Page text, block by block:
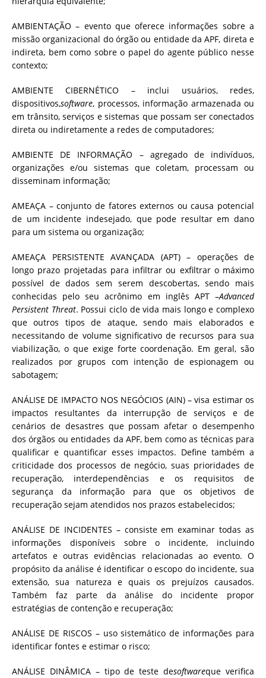
AMBIENTAÇÃO – evento que oferece informações sobre a
missão organizacional do órgão ou entidade da APF, direta e
indireta, bem como sobre o papel do agente público nesse
contexto;
AMBIENTE CIBERNÉTICO – inclui usuários, redes,
dispositivos,software, processos, informação armazenada ou
em trânsito, serviços e sistemas que possam ser conectados
direta ou indiretamente a redes de computadores;
AMBIENTE DE INFORMAÇÃO – agregado de indivíduos,
organizações e/ou sistemas que coletam, processam ou
disseminam informação;
AMEAÇA – conjunto de fatores externos ou causa potencial
de um incidente indesejado, que pode resultar em dano
para um sistema ou organização;
AMEAÇA PERSISTENTE AVANÇADA (APT) – operações de
longo prazo projetadas para infiltrar ou exfiltrar o máximo
possível de dados sem serem descobertas, sendo mais
conhecidas pelo seu acrônimo em inglês APT –Advanced
Persistent Threat. Possui ciclo de vida mais longo e complexo
que outros tipos de ataque, sendo mais elaborados e
necessitando de volume significativo de recursos para sua
viabilização, o que exige forte coordenação. Em geral, são
realizados por grupos com intenção de espionagem ou
sabotagem;
ANÁLISE DE IMPACTO NOS NEGÓCIOS (AIN) – visa estimar os
impactos resultantes da interrupção de serviços e de
cenários de desastres que possam afetar o desempenho
dos órgãos ou entidades da APF, bem como as técnicas para
qualificar e quantificar esses impactos. Define também a
criticidade dos processos de negócio, suas prioridades de
recuperação, interdependências e os requisitos de
segurança da informação para que os objetivos de
recuperação sejam atendidos nos prazos estabelecidos;
ANÁLISE DE INCIDENTES – consiste em examinar todas as
informações disponíveis sobre o incidente, incluindo
artefatos e outras evidências relacionadas ao evento. O
propósito da análise é identificar o escopo do incidente, sua
extensão, sua natureza e quais os prejuízos causados.
Também faz parte da análise do incidente propor
estratégias de contenção e recuperação;
ANÁLISE DE RISCOS – uso sistemático de informações para
identificar fontes e estimar o risco;
ANÁLISE DINÂMICA – tipo de teste desoftwareque verifica